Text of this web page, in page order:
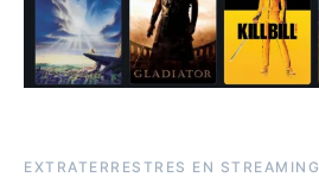
EXTRATERRESTRES EN STREAMING